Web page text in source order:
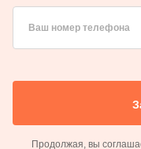
Ваш номер телефона
Продолжая, вы